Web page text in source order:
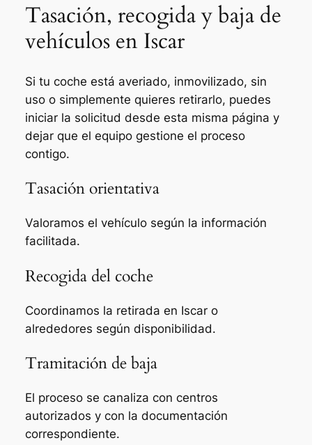
Tasación, recogida y baja de
vehículos en Iscar
Si tu coche está averiado, inmovilizado, sin
uso o simplemente quieres retirarlo, puedes
iniciar la solicitud desde esta misma página y
dejar que el equipo gestione el proceso
contigo.
Tasación orientativa
Valoramos el vehículo según la información
facilitada.
Recogida del coche
Coordinamos la retirada en Iscar o
alrededores según disponibilidad.
Tramitación de baja
El proceso se canaliza con centros
autorizados y con la documentación
correspondiente.